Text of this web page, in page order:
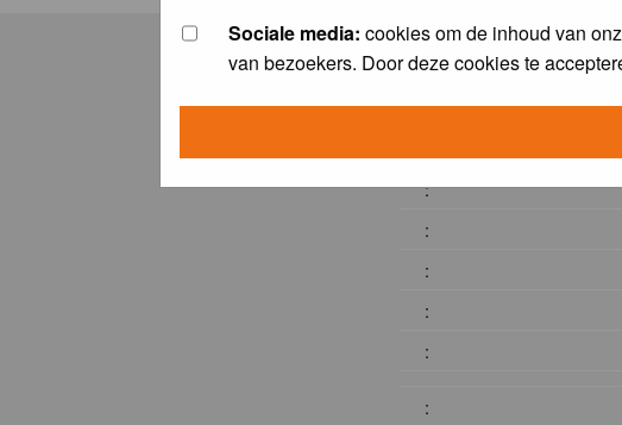
Sociale media: cookies om de inhoud van
van bezoekers. Door deze cookies te
:
:
:
:
:
:
: